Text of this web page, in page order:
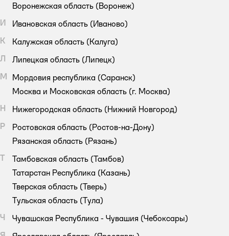
Воронежская область (Воронеж)
И
Ивановская область (Иваново)
К
Калужская область (Калуга)
Л
Липецкая область (Липецк)
М
Мордовия республика (Саранск)
Москва и Московская область (г. Москва)
Н
Нижегородская область (Нижний Новгород)
Р
Ростовская область (Ростов-на-Дону)
Рязанская область (Рязань)
Т
Тамбовская область (Тамбов)
Татарстан Республика (Казань)
Тверская область (Тверь)
Тульская область (Тула)
Ч
Чувашская Республика - Чувашия (Чебоксары)